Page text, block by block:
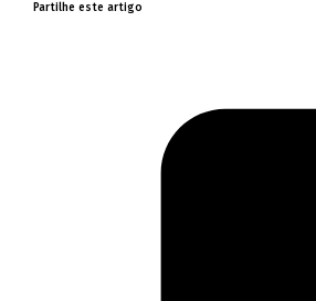
Partilhe este artigo